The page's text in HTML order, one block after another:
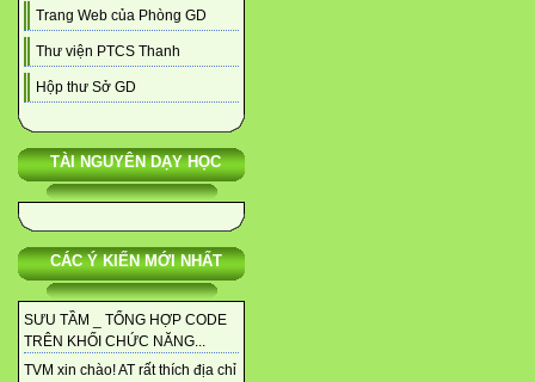
Trang Web của Phòng GD
Thư viện PTCS Thanh
Hộp thư Sở GD
TÀI NGUYÊN DẠY HỌC
CÁC Ý KIẾN MỚI NHẤT
SƯU TẦM _ TỔNG HỢP CODE
TRÊN KHỐI CHỨC NĂNG...
TVM xin chào! AT rất thích địa chỉ